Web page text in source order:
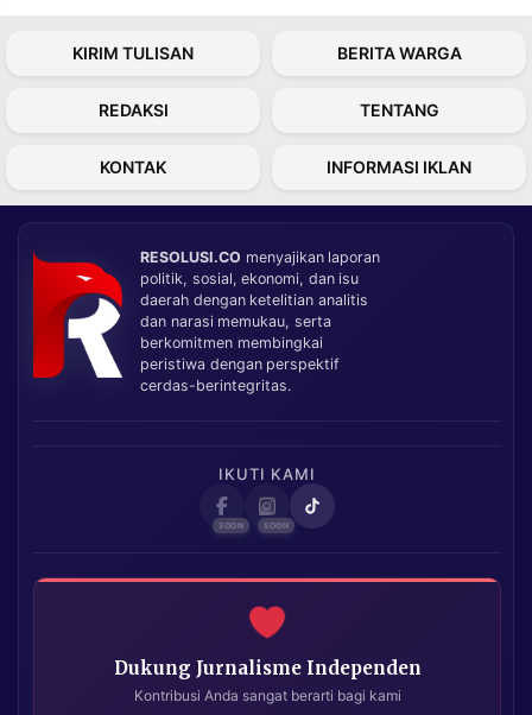
KIRIM TULISAN BERITA WARGA
REDAKSI TENTANG
KONTAK INFORMASI IKLAN
RESOLUSI.CO menyajikan laporan
politik, sosial, ekonomi, dan isu
daerah dengan ketelitian analitis
dan narasi memukau, serta
berkomitmen membingkai
peristiwa dengan perspektif
cerdas-berintegritas.
IKUTI KAMI
Dukung Jurnalisme Independen
Kontribusi Anda sangat berarti bagi kami